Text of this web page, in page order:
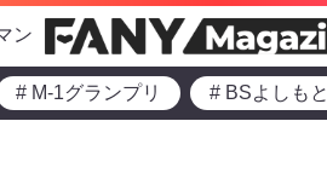
ン
# M-1グランプリ # BSよしもと